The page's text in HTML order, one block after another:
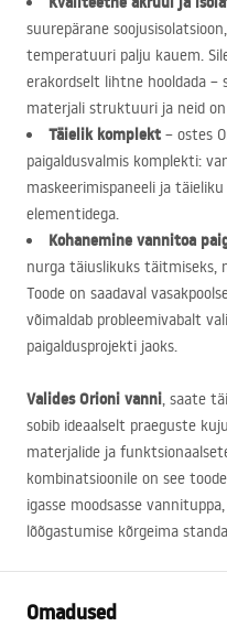
suurepärane
temperatuuri palju kauem.
erakordselt lihtne hooldada
materjali struktuuri ja neid
Täielik komplekt – ostes
paigaldusvalmis komplekti:
maskeerimispaneeli ja
elementidega.
Kohanemine vannitoa
nurga täiuslikuks täitmiseks,
Toode on saadaval
võimaldab probleemivabalt
paigaldusprojekti jaoks.
Valides Orioni vanni, saate
sobib ideaalselt praeguste
materjalide ja
kombinatsioonile on see
igasse moodsasse
lõõgastumise kõrgeima
Omadused